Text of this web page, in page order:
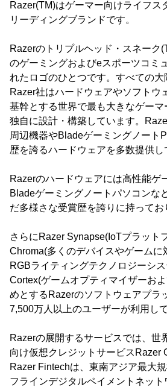
Razer(TM)はゲーマー向けライフス
リーディングブランドです。
Razerのトリプルヘッド・スネーク
のゲーミングおよびeスポーツコミ
れたロゴのひとつです。すべての
Razer社はハードウェアやソフトウ
基幹とする世界で最も大きなゲー
独自に設計・構築しています。
周辺機器やBladeゲーミングノート
歴を誇るハードウェアを多数提供し
Razerのハードウェアには高性能ゲ
Bladeゲーミングノートパソコンな
だ多様さな受賞歴を誇りに持ってお
さらにRazer Synapse(IoTプラット
Chroma(多くのデバイスやゲームに
RGBライティングテクノロジーシ
Cortex(ゲームオプティマイザーお
めとするRazerのソフトウェアプラ
7,500万人以上のユーザーが利用し
Razerの展開するサービスでは、世
向け仮想クレジットサービスRazer
Razer Fintechは、東南アジア最大
フラインデジタルペイメントネッ